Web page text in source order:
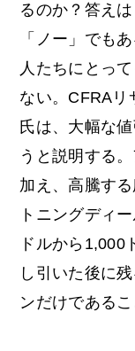
るのか？答えは
「ノー」でも
人たちにとっ
ない。CFRAリ
氏は、大幅な
うと説明する
加え、高騰す
トニングディ
ドルから1,000
し引いた後に
ンだけであるこ